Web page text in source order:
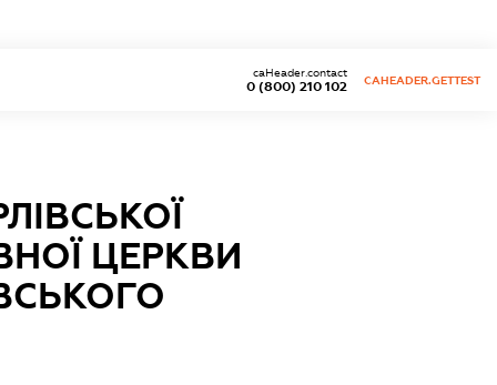
0 (800) 210 102
caHeader.contact
CAHEADER.GETTEST
ЦЕРКВИ